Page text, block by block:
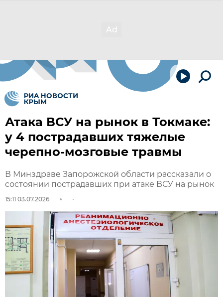
Атака ВСУ на рынок в Токмаке:
у 4 пострадавших тяжелые
черепно-мозговые травмы
В Минздраве Запорожской области рассказали о
состоянии пострадавших при атаке ВСУ на рынок
15:11 03.07.2026